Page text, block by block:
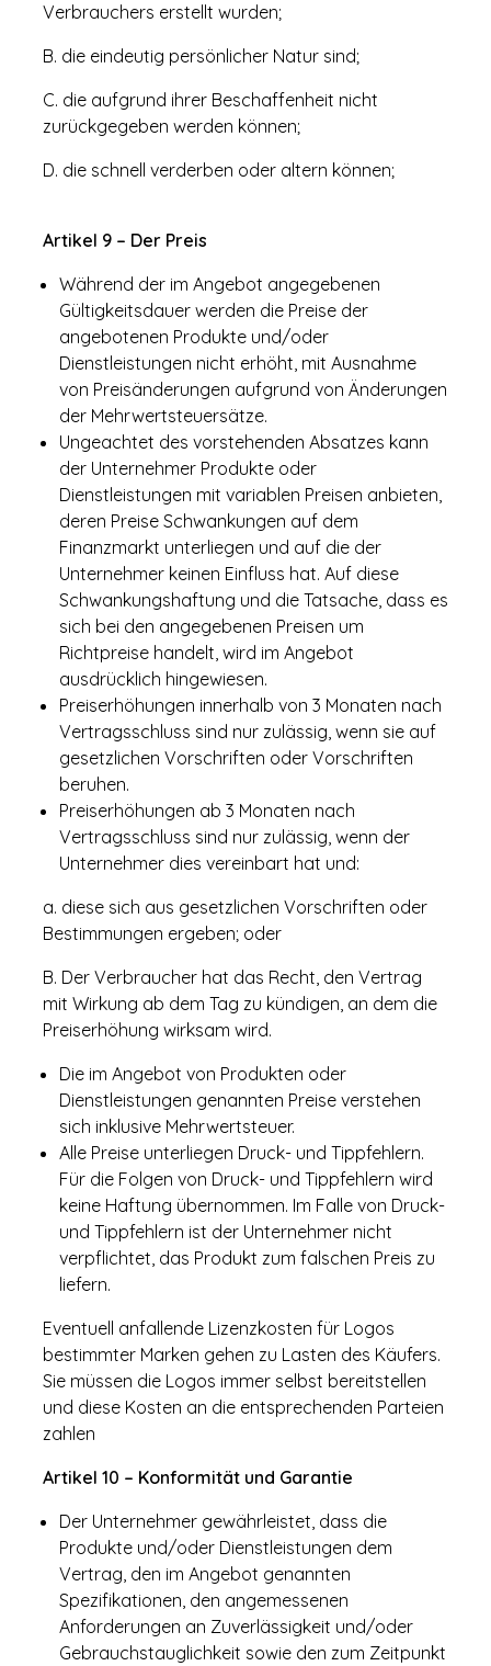
Verbrauchers erstellt wurden;
B. die eindeutig persönlicher Natur sind;
C. die aufgrund ihrer Beschaffenheit nicht
zurückgegeben werden können;
D. die schnell verderben oder altern können;
Artikel 9 – Der Preis
Während der im Angebot angegebenen
Gültigkeitsdauer werden die Preise der
angebotenen Produkte und/oder
Dienstleistungen nicht erhöht, mit Ausnahme
von Preisänderungen aufgrund von Änderungen
der Mehrwertsteuersätze.
Ungeachtet des vorstehenden Absatzes kann
der Unternehmer Produkte oder
Dienstleistungen mit variablen Preisen anbieten,
deren Preise Schwankungen auf dem
Finanzmarkt unterliegen und auf die der
Unternehmer keinen Einfluss hat. Auf diese
Schwankungshaftung und die Tatsache, dass es
sich bei den angegebenen Preisen um
Richtpreise handelt, wird im Angebot
ausdrücklich hingewiesen.
Preiserhöhungen innerhalb von 3 Monaten nach
Vertragsschluss sind nur zulässig, wenn sie auf
gesetzlichen Vorschriften oder Vorschriften
beruhen.
Preiserhöhungen ab 3 Monaten nach
Vertragsschluss sind nur zulässig, wenn der
Unternehmer dies vereinbart hat und:
a. diese sich aus gesetzlichen Vorschriften oder
Bestimmungen ergeben; oder
B. Der Verbraucher hat das Recht, den Vertrag
mit Wirkung ab dem Tag zu kündigen, an dem die
Preiserhöhung wirksam wird.
Die im Angebot von Produkten oder
Dienstleistungen genannten Preise verstehen
sich inklusive Mehrwertsteuer.
Alle Preise unterliegen Druck- und Tippfehlern.
Für die Folgen von Druck- und Tippfehlern wird
keine Haftung übernommen. Im Falle von Druck-
und Tippfehlern ist der Unternehmer nicht
verpflichtet, das Produkt zum falschen Preis zu
liefern.
Eventuell anfallende Lizenzkosten für Logos
bestimmter Marken gehen zu Lasten des Käufers.
Sie müssen die Logos immer selbst bereitstellen
und diese Kosten an die entsprechenden Parteien
zahlen
Artikel 10 – Konformität und Garantie
Der Unternehmer gewährleistet, dass die
Produkte und/oder Dienstleistungen dem
Vertrag, den im Angebot genannten
Spezifikationen, den angemessenen
Anforderungen an Zuverlässigkeit und/oder
Gebrauchstauglichkeit sowie den zum Zeitpunkt